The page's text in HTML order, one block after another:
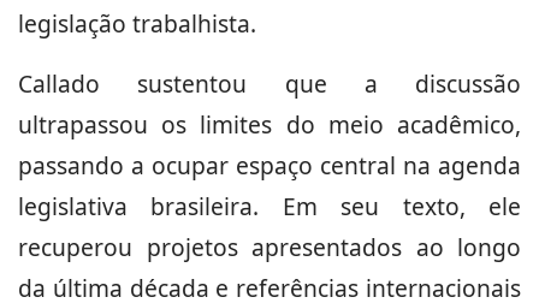
legislação trabalhista.
Callado sustentou que a discussão
ultrapassou os limites do meio acadêmico,
passando a ocupar espaço central na agenda
legislativa brasileira. Em seu texto, ele
recuperou projetos apresentados ao longo
da última década e referências internacionais